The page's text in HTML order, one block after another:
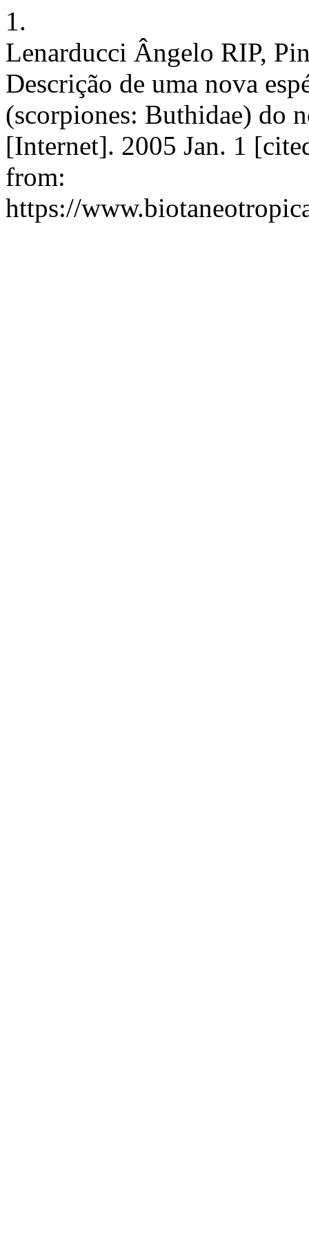
1.
Lenarducci Ângelo RIP,
Descrição de uma nova
(scorpiones: Buthidae) do
[Internet]. 2005 Jan. 1
from:
https://